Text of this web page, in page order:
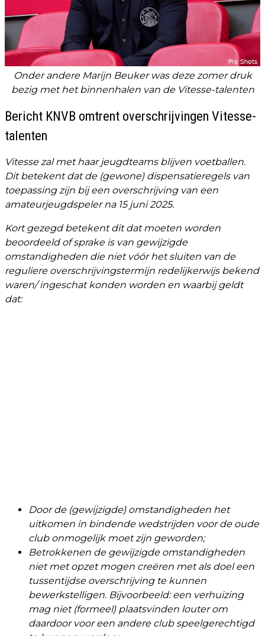
Onder andere Marijn Beuker was deze zomer druk
bezig met het binnenhalen van de Vitesse-talenten
Bericht KNVB omtrent overschrijvingen Vitesse-
talenten
Vitesse zal met haar jeugdteams blijven voetballen.
Dit betekent dat de (gewone) dispensatieregels van
toepassing zijn bij een overschrijving van een
amateurjeugdspeler na 15 juni 2025.
Kort gezegd betekent dit dat moeten worden
beoordeeld of sprake is van gewijzigde
omstandigheden die niet vóór het sluiten van de
reguliere overschrijvingstermijn redelijkerwijs bekend
waren/ ingeschat konden worden en waarbij geldt
dat:
Door de (gewijzigde) omstandigheden het
uitkomen in bindende wedstrijden voor de oude
club onmogelijk moet zijn geworden;
Betrokkenen de gewijzigde omstandigheden
niet met opzet mogen creëren met als doel een
tussentijdse overschrijving te kunnen
bewerkstelligen. Bijvoorbeeld: een verhuizing
mag niet (formeel) plaatsvinden louter om
daardoor voor een andere club speelgerechtigd